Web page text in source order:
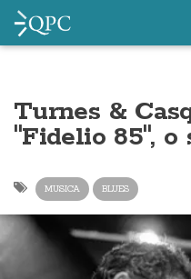
Turnes &
"Fidelio 85", o
MUSICA BLUES